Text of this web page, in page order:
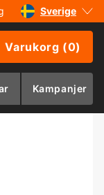
Sverige
Danmark
Norge
Varukorg (0)
Kampanjer